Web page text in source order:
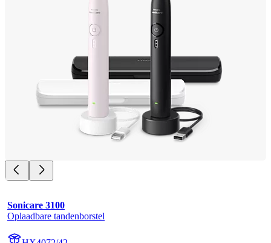
Sonicare 3100
Oplaadbare tandenborstel